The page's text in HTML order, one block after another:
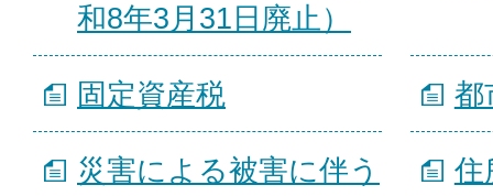
和8年3月31日廃止）
固定資産税 都
災害による被害に伴う
住